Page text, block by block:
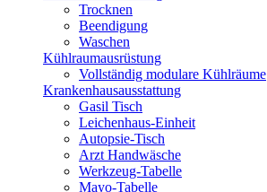
Trocknen
Beendigung
Waschen
Kühlraumausrüstung
Vollständig modulare Kühlräume
Krankenhausausstattung
Gasil Tisch
Leichenhaus-Einheit
Autopsie-Tisch
Arzt Handwäsche
Werkzeug-Tabelle
Mayo-Tabelle